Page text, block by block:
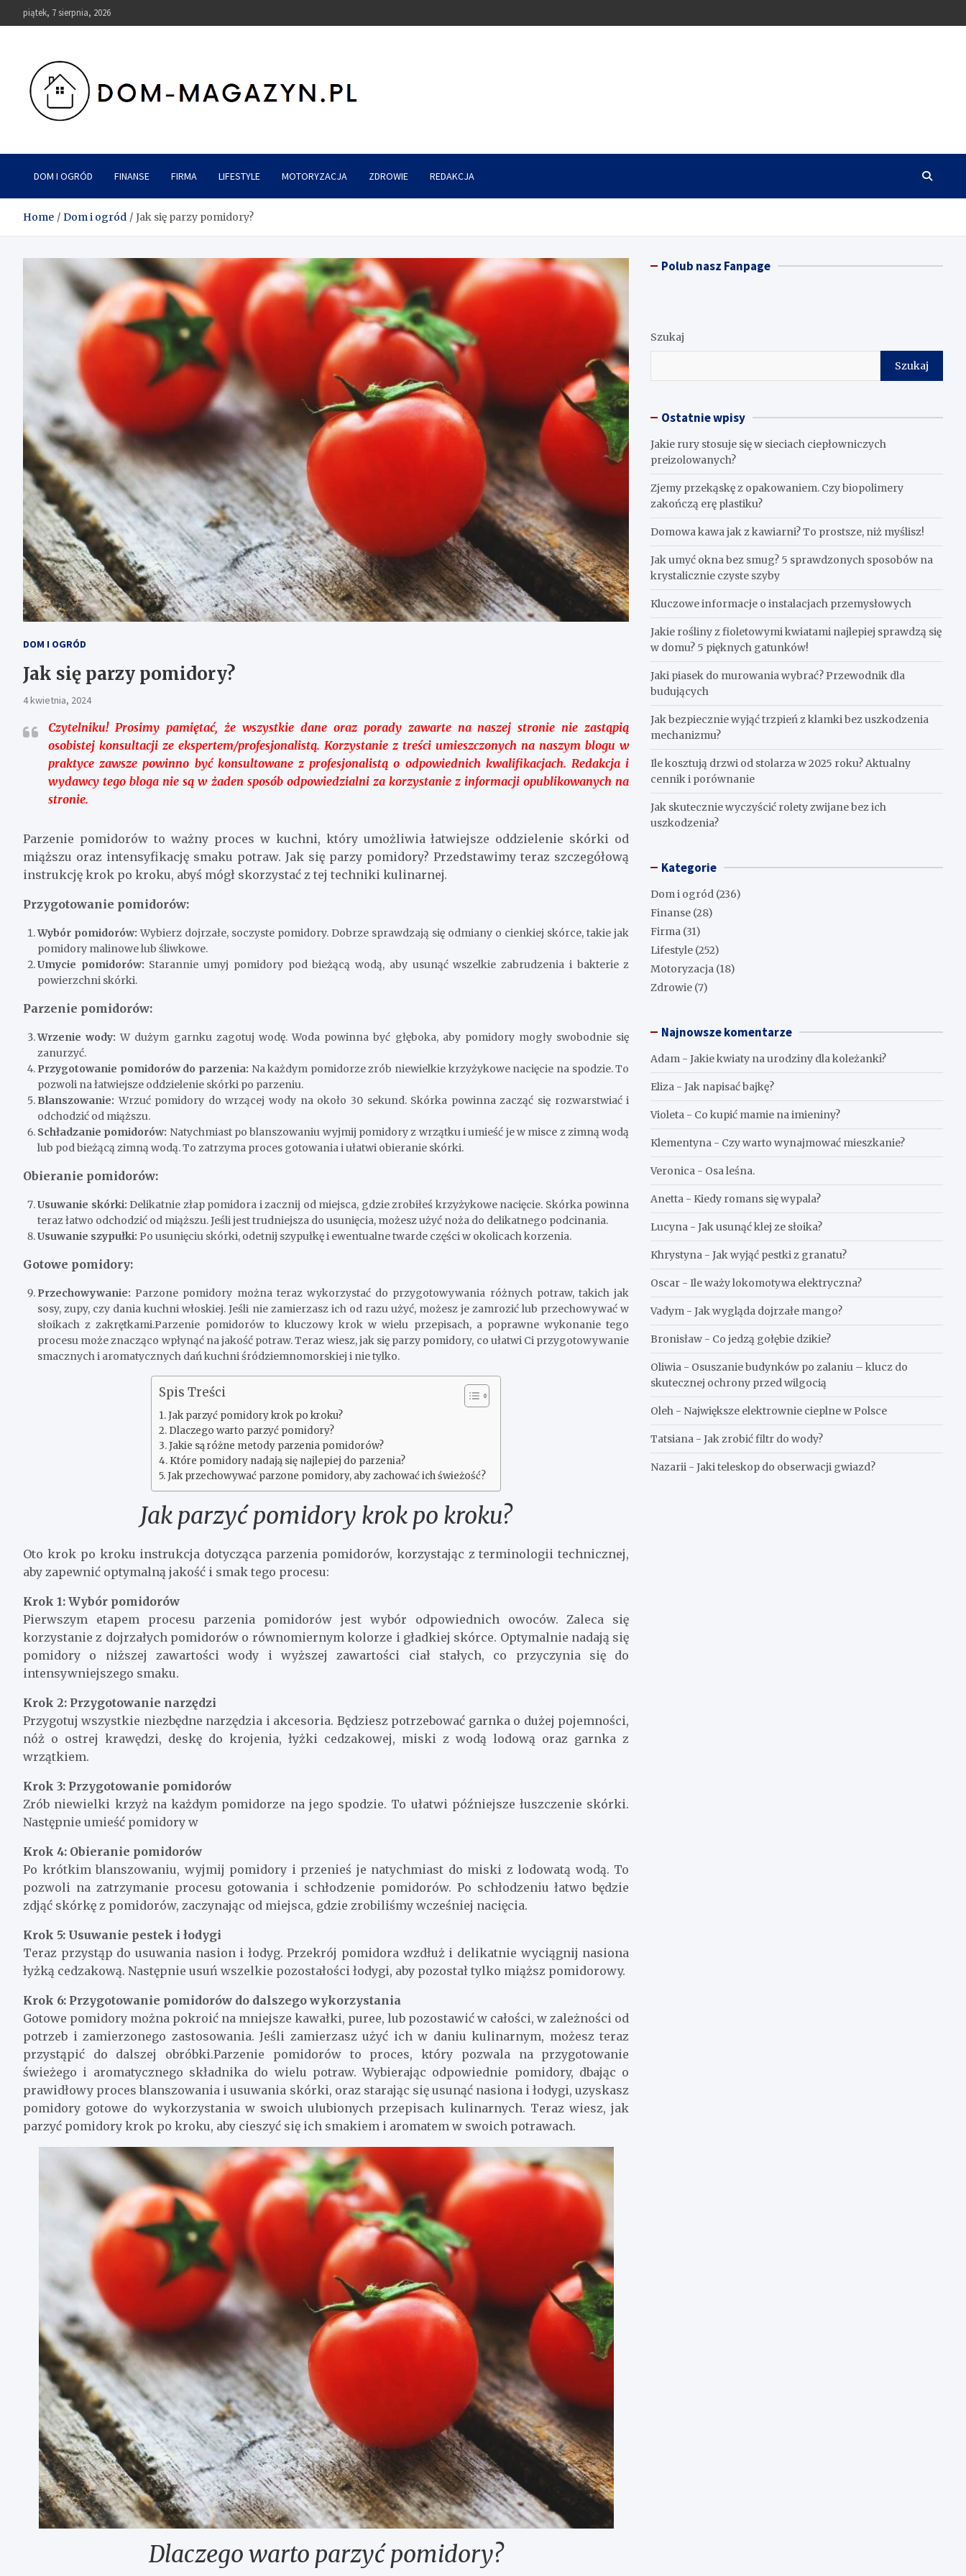
to
piątek, 7 sierpnia, 2026
Dom-Magazyn.pl
DOM I OGRÓD FINANSE FIRMA LIFESTYLE MOTORYZACJA ZDROWIE REDAKCJA
Home Dom i ogród Jak się parzy pomidory?
DOM I OGRÓD
Jak się parzy pomidory?
4 kwietnia, 2024
Czytelniku!Prosimy pamiętać, że wszystkie dane oraz porady zawarte na naszej stronie nie zastąpią
osobistej konsultacji ze ekspertem/profesjonalistą. Korzystanie z treści umieszczonych na naszym blogu w
praktyce zawsze powinno być konsultowane z profesjonalistą o odpowiednich kwalifikacjach. Redakcja i
wydawcy tego bloga nie są w żaden sposób odpowiedzialni za korzystanie z informacji opublikowanych na
stronie.
Parzenie pomidorów to ważny proces w kuchni, który umożliwia łatwiejsze oddzielenie skórki od
miąższu oraz intensyfikację smaku potraw. Jak się parzy pomidory? Przedstawimy teraz szczegółową
instrukcję krok po kroku, abyś mógł skorzystać z tej techniki kulinarnej.
Przygotowanie pomidorów:
Wybór pomidorów: Wybierz dojrzałe, soczyste pomidory. Dobrze sprawdzają się odmiany o cienkiej skórce, takie jak
pomidory malinowe lub śliwkowe.
Umycie pomidorów: Starannie umyj pomidory pod bieżącą wodą, aby usunąć wszelkie zabrudzenia i bakterie z
powierzchni skórki.
Parzenie pomidorów:
Wrzenie wody: W dużym garnku zagotuj wodę. Woda powinna być głęboka, aby pomidory mogły swobodnie się
zanurzyć.
Przygotowanie pomidorów do parzenia: Na każdym pomidorze zrób niewielkie krzyżykowe nacięcie na spodzie. To
pozwoli na łatwiejsze oddzielenie skórki po parzeniu.
Blanszowanie: Wrzuć pomidory do wrzącej wody na około 30 sekund. Skórka powinna zacząć się rozwarstwiać i
odchodzić od miąższu.
Schładzanie pomidorów: Natychmiast po blanszowaniu wyjmij pomidory z wrzątku i umieść je w misce z zimną wodą
lub pod bieżącą zimną wodą. To zatrzyma proces gotowania i ułatwi obieranie skórki.
Obieranie pomidorów:
Usuwanie skórki: Delikatnie złap pomidora i zacznij od miejsca, gdzie zrobiłeś krzyżykowe nacięcie. Skórka powinna
teraz łatwo odchodzić od miąższu. Jeśli jest trudniejsza do usunięcia, możesz użyć noża do delikatnego podcinania.
Usuwanie szypułki: Po usunięciu skórki, odetnij szypułkę i ewentualne twarde części w okolicach korzenia.
Gotowe pomidory:
Przechowywanie: Parzone pomidory można teraz wykorzystać do przygotowywania różnych potraw, takich jak
sosy, zupy, czy dania kuchni włoskiej. Jeśli nie zamierzasz ich od razu użyć, możesz je zamrozić lub przechowywać w
słoikach z zakrętkami.Parzenie pomidorów to kluczowy krok w wielu przepisach, a poprawne wykonanie tego
procesu może znacząco wpłynąć na jakość potraw. Teraz wiesz, jak się parzy pomidory, co ułatwi Ci przygotowywanie
smacznych i aromatycznych dań kuchni śródziemnomorskiej i nie tylko.
Spis Treści
Jak parzyć pomidory krok po kroku?
Dlaczego warto parzyć pomidory?
Jakie są różne metody parzenia pomidorów?
Które pomidory nadają się najlepiej do parzenia?
Jak przechowywać parzone pomidory, aby zachować ich świeżość?
Jak parzyć pomidory krok po kroku?
Oto krok po kroku instrukcja dotycząca parzenia pomidorów, korzystając z terminologii technicznej,
aby zapewnić optymalną jakość i smak tego procesu:
Krok 1: Wybór pomidorów
Pierwszym etapem procesu parzenia pomidorów jest wybór odpowiednich owoców. Zaleca się
korzystanie z dojrzałych pomidorów o równomiernym kolorze i gładkiej skórce. Optymalnie nadają się
pomidory o niższej zawartości wody i wyższej zawartości ciał stałych, co przyczynia się do
intensywniejszego smaku.
Krok 2: Przygotowanie narzędzi
Przygotuj wszystkie niezbędne narzędzia i akcesoria. Będziesz potrzebować garnka o dużej pojemności,
nóż o ostrej krawędzi, deskę do krojenia, łyżki cedzakowej, miski z wodą lodową oraz garnka z
wrzątkiem.
Krok 3: Przygotowanie pomidorów
Zrób niewielki krzyż na każdym pomidorze na jego spodzie. To ułatwi późniejsze łuszczenie skórki.
Następnie umieść pomidory w
Krok 4: Obieranie pomidorów
Po krótkim blanszowaniu, wyjmij pomidory i przenieś je natychmiast do miski z lodowatą wodą. To
pozwoli na zatrzymanie procesu gotowania i schłodzenie pomidorów. Po schłodzeniu łatwo będzie
zdjąć skórkę z pomidorów, zaczynając od miejsca, gdzie zrobiliśmy wcześniej nacięcia.
Krok 5: Usuwanie pestek i łodygi
Teraz przystąp do usuwania nasion i łodyg. Przekrój pomidora wzdłuż i delikatnie wyciągnij nasiona
łyżką cedzakową. Następnie usuń wszelkie pozostałości łodygi, aby pozostał tylko miąższ pomidorowy.
Krok 6: Przygotowanie pomidorów do dalszego wykorzystania
Gotowe pomidory można pokroić na mniejsze kawałki, puree, lub pozostawić w całości, w zależności od
potrzeb i zamierzonego zastosowania. Jeśli zamierzasz użyć ich w daniu kulinarnym, możesz teraz
przystąpić do dalszej obróbki.Parzenie pomidorów to proces, który pozwala na przygotowanie
świeżego i aromatycznego składnika do wielu potraw. Wybierając odpowiednie pomidory, dbając o
prawidłowy proces blanszowania i usuwania skórki, oraz starając się usunąć nasiona i łodygi, uzyskasz
pomidory gotowe do wykorzystania w swoich ulubionych przepisach kulinarnych. Teraz wiesz, jak
parzyć pomidory krok po kroku, aby cieszyć się ich smakiem i aromatem w swoich potrawach.
Dlaczego warto parzyć pomidory?
Polub nasz Fanpage
Szukaj
Szukaj
Ostatnie wpisy
Jakie rury stosuje się w sieciach ciepłowniczych
preizolowanych?
Zjemy przekąskę z opakowaniem. Czy biopolimery
zakończą erę plastiku?
​Domowa kawa jak z kawiarni? To prostsze, niż myślisz!
Jak umyć okna bez smug? 5 sprawdzonych sposobów na
krystalicznie czyste szyby
Kluczowe informacje o instalacjach przemysłowych
Jakie rośliny z fioletowymi kwiatami najlepiej sprawdzą się
w domu? 5 pięknych gatunków!
Jaki piasek do murowania wybrać? Przewodnik dla
budujących
Jak bezpiecznie wyjąć trzpień z klamki bez uszkodzenia
mechanizmu?
Ile kosztują drzwi od stolarza w 2025 roku? Aktualny
cennik i porównanie
Jak skutecznie wyczyścić rolety zwijane bez ich
uszkodzenia?
Kategorie
Dom i ogród (236)
Finanse (28)
Firma (31)
Lifestyle (252)
Motoryzacja (18)
Zdrowie (7)
Najnowsze komentarze
Adam -Jakie kwiaty na urodziny dla koleżanki?
Eliza -Jak napisać bajkę?
Violeta - Co kupić mamie na imieniny?
Klementyna - Czy warto wynajmować mieszkanie?
Veronica - Osa leśna.
Anetta - Kiedy romans się wypala?
Lucyna -Jak usunąć klej ze słoika?
Khrystyna -Jak wyjąć pestki z granatu?
Oscar -Ile waży lokomotywa elektryczna?
Vadym -Jak wygląda dojrzałe mango?
Bronisław - Co jedzą gołębie dzikie?
Oliwia - Osuszanie budynków po zalaniu – klucz do
skutecznej ochrony przed wilgocią
Oleh - Największe elektrownie cieplne w Polsce
Tatsiana -Jak zrobić filtr do wody?
Nazarii -Jaki teleskop do obserwacji gwiazd?